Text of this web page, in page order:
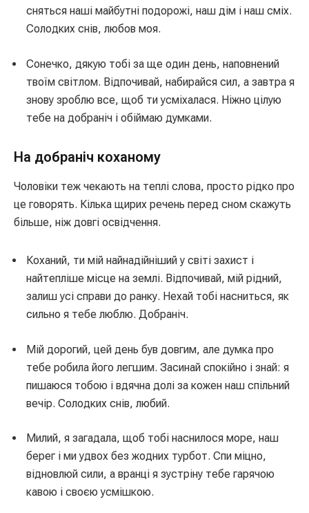
сняться наші майбутні подорожі, наш дім і наш сміх.
Солодких снів, любов моя.
Сонечко, дякую тобі за ще один день, наповнений
твоїм світлом. Відпочивай, набирайся сил, а завтра я
знову зроблю все, щоб ти усміхалася. Ніжно цілую
тебе на добраніч і обіймаю думками.
На добраніч коханому
Чоловіки теж чекають на теплі слова, просто рідко про
це говорять. Кілька щирих речень перед сном скажуть
більше, ніж довгі освідчення.
Коханий, ти мій найнадійніший у світі захист і
найтепліше місце на землі. Відпочивай, мій рідний,
залиш усі справи до ранку. Нехай тобі насниться, як
сильно я тебе люблю. Добраніч.
Мій дорогий, цей день був довгим, але думка про
тебе робила його легшим. Засинай спокійно і знай: я
пишаюся тобою і вдячна долі за кожен наш спільний
вечір. Солодких снів, любий.
Милий, я загадала, щоб тобі наснилося море, наш
берег і ми удвох без жодних турбот. Спи міцно,
відновлюй сили, а вранці я зустріну тебе гарячою
кавою і своєю усмішкою.